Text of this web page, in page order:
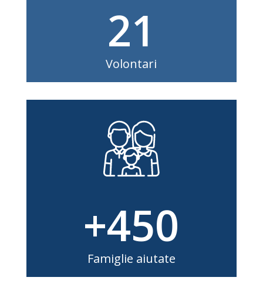
21
Volontari
+450
Famiglie aiutate